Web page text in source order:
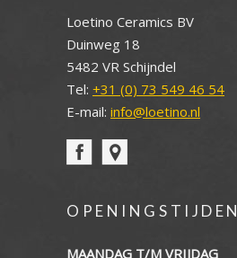
Loetino Ceramics BV
Duinweg 18
5482 VR Schijndel
Tel: +31 (0) 73 549 46 54
E-mail: info@loetino.nl
OPENINGSTIJDEN
MAANDAG T/M VRIJDAG